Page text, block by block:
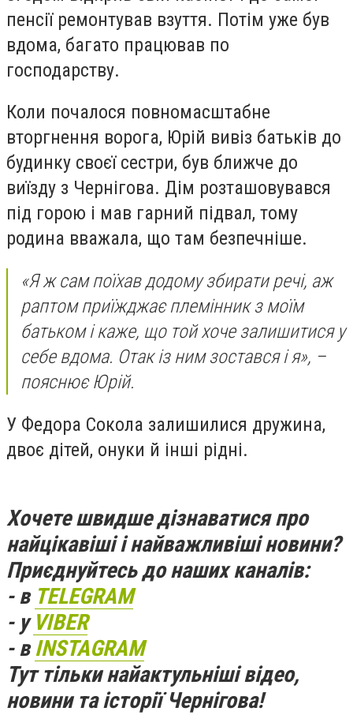
пенсії ремонтував взуття. Потім уже був
вдома, багато працював по
господарству.
Коли почалося повномасштабне
вторгнення ворога, Юрій вивіз батьків до
будинку своєї сестри, був ближче до
виїзду з Чернігова. Дім розташовувався
під горою і мав гарний підвал, тому
родина вважала, що там безпечніше.
«Я ж сам поїхав додому збирати речі, аж
раптом приїжджає племінник з моїм
батьком і каже, що той хоче залишитися у
себе вдома. Отак із ним зостався і я», –
пояснює Юрій.
У Федора Сокола залишилися дружина,
двоє дітей, онуки й інші рідні.
Хочете швидше дізнаватися про
найцікавіші і найважливіші новини?
Приєднуйтесь до наших каналів:
- в TELEGRAM
- у VIBER
- вINSTAGRAM
Тут тільки найактульніші відео,
новини та історії Чернігова!